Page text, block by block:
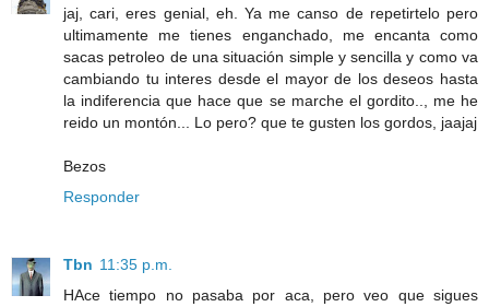
jaj, cari, eres genial, eh. Ya me canso de repetirtelo pero
ultimamente me tienes enganchado, me encanta como
sacas petroleo de una situación simple y sencilla y como va
cambiando tu interes desde el mayor de los deseos hasta
la indiferencia que hace que se marche el gordito.., me he
reido un montón... Lo pero? que te gusten los gordos, jaajaj
Bezos
Responder
Tbn 11:35 p.m.
HAce tiempo no pasaba por aca, pero veo que sigues